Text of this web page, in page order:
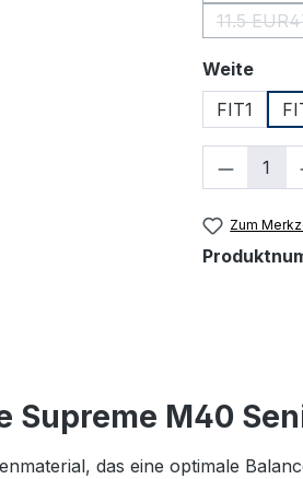
11.5
Weite
FIT1
Zum
Supreme M40
das eine optimale